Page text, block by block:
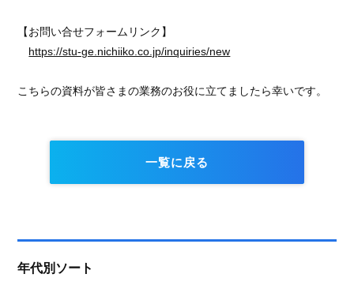
【お問い合せフォームリンク】
https://stu-ge.nichiiko.co.jp/inquiries/new
こちらの資料が皆さまの業務のお役に立てましたら幸いです。
一覧に戻る
年代別ソート